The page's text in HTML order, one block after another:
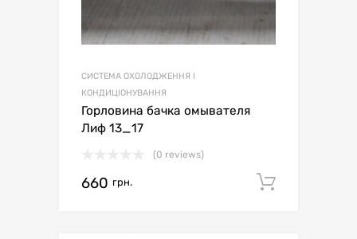
СИСТЕМА ОХОЛОДЖЕННЯ І
КОНДИЦІОНУВАННЯ
Горловина бачка омывателя
Лиф 13_17
(0 reviews)
660 грн.